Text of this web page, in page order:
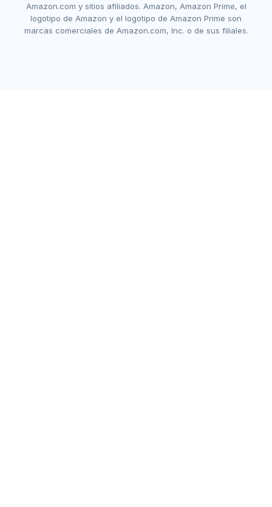
Amazon.com y sitios afiliados. Amazon, Amazon Prime, el
logotipo de Amazon y el logotipo de Amazon Prime son
marcas comerciales de Amazon.com, Inc. o de sus filiales.